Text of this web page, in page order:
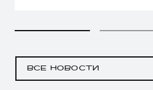
ВСЕ НОВОСТИ